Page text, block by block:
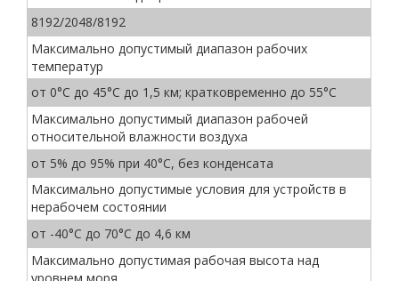
8192/2048/8192
Максимально допустимый диапазон рабочих
температур
от 0°C до 45°C до 1,5 км; кратковременно до 55°C
Максимально допустимый диапазон рабочей
относительной влажности воздуха
от 5% до 95% при 40°C, без конденсата
Максимально допустимые условия для устройств в
нерабочем состоянии
от -40°C до 70°C до 4,6 км
Максимально допустимая рабочая высота над